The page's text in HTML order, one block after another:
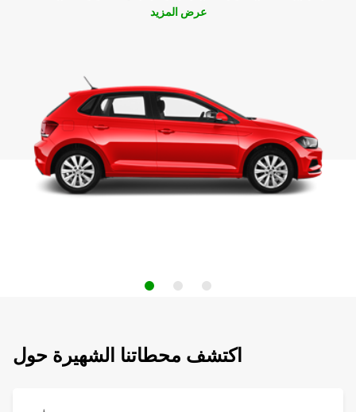
عرض المزيد
اكتشف محطاتنا الشهيرة حول